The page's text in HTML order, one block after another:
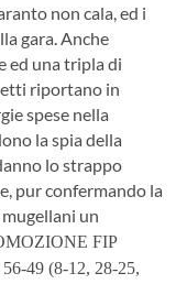
non cala, ed i
gara. Anche
ed una tripla di
riportano in
spese nella
la spia della
lo strappo
pur confermando la
un
FIP
49 (8-12, 28-25,